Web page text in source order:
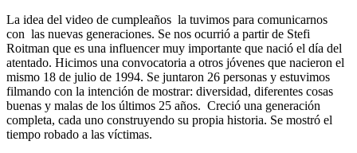
La idea del video de cumpleaños la tuvimos para comunicarnos
con las nuevas generaciones. Se nos ocurrió a partir de Stefi
Roitman que es una influencer muy importante que nació el día del
atentado. Hicimos una convocatoria a otros jóvenes que nacieron el
mismo 18 de julio de 1994. Se juntaron 26 personas y estuvimos
filmando con la intención de mostrar: diversidad, diferentes cosas
buenas y malas de los últimos 25 años. Creció una generación
completa, cada uno construyendo su propia historia. Se mostró el
tiempo robado a las víctimas.